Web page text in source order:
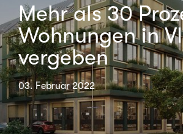
Mehr als 30
Wohnungen in
vergeben
03. Februar 2022